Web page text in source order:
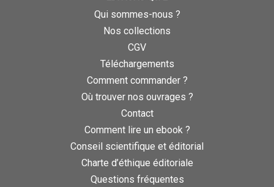
Qui sommes-nous ?
Nos collections
CGV
Téléchargements
Comment commander ?
Où trouver nos ouvrages ?
Contact
Comment lire un ebook ?
Conseil scientifique et éditorial
Charte d’éthique éditoriale
Questions fréquentes